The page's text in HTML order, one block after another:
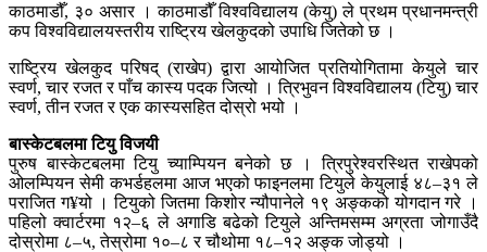
काठमाडौँ, ३० असार । काठमाडौँ विश्वविद्यालय (केयु) ले प्रथम प्रधानमन्त्री
कप विश्वविद्यालयस्तरीय राष्ट्रिय खेलकुदको उपाधि जितेको छ ।
राष्ट्रिय खेलकुद परिषद् (राखेप) द्वारा आयोजित प्रतियोगितामा केयुले चार
स्वर्ण, चार रजत र पाँच कास्य पदक जित्यो । त्रिभुवन विश्वविद्यालय (टियु) चार
स्वर्ण, तीन रजत र एक कास्यसहित दोस्रो भयो ।
बास्केटबलमा टियु विजयी
पुरुष बास्केटबलमा टियु च्याम्पियन बनेको छ । त्रिपुरेश्वरस्थित राखेपको
ओलम्पियन सेमी कभर्डहलमा आज भएको फाइनलमा टियुले केयुलाई ४८–३१ ले
पराजित ग¥यो । टियुको जितमा किशोर न्यौपानेले १९ अङ्कको योगदान गरे ।
पहिलो क्वार्टरमा १२–६ ले अगाडि बढेको टियुले अन्तिमसम्म अग्रता जोगाउँदै
दोस्रोमा ८–५, तेस्रोमा १०–८ र चौथोमा १८–१२ अङ्क जोड्यो ।